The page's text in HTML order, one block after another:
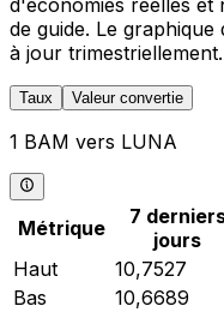
d'économies réelles et
de guide. Le
à jour trimestriellement.
Taux Valeur convertie
1 BAM vers LUNA
Métrique
7
jours
Haut
10,7527
Bas
10,6689